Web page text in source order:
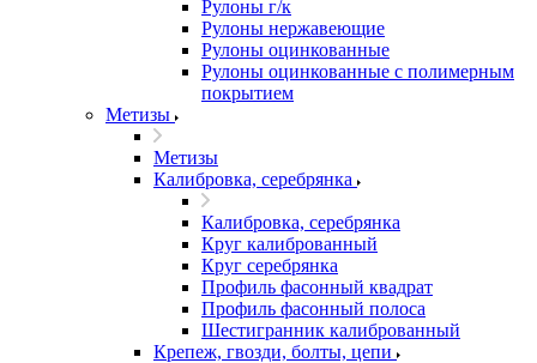
Рулоны г/к
Рулоны нержавеющие
Рулоны оцинкованные
Рулоны оцинкованные с полимерным
покрытием
Метизы
Метизы
Калибровка, серебрянка
Калибровка, серебрянка
Круг калиброванный
Круг серебрянка
Профиль фасонный квадрат
Профиль фасонный полоса
Шестигранник калиброванный
Крепеж, гвозди, болты, цепи